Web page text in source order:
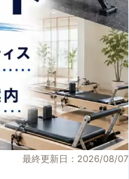
最終更新日：2026/08/07